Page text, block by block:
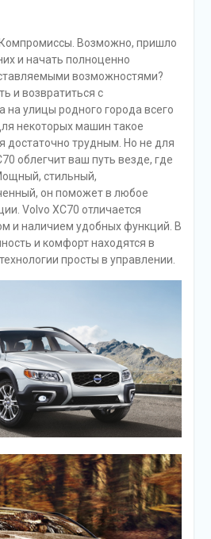
Компромиссы. Возможно, пришло
и начать полноценно
возможностями?
и возвратиться с
на улицы родного города всего
некоторых машин такое
достаточно трудным. Но не для
облегчит ваш путь везде, где
стильный,
он поможет в любое
Volvo ХС70 отличается
и наличием удобных функций. В
и комфорт находятся в
просты в управлении.